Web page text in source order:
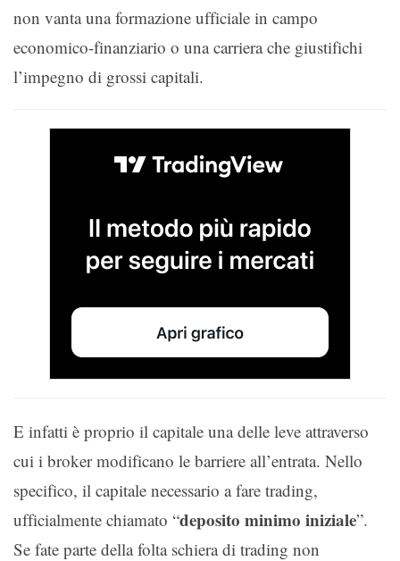
non vanta una formazione ufficiale in campo
economico-finanziario o una carriera che giustifichi
l’impegno di grossi capitali.
E infatti è proprio il capitale una delle leve attraverso
cui i broker modificano le barriere all’entrata. Nello
specifico, il capitale necessario a fare trading,
ufficialmente chiamato “deposito minimo iniziale”.
Se fate parte della folta schiera di trading non